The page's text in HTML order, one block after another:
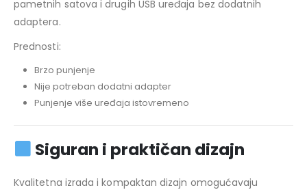
pametnih satova i drugih USB uređaja bez dodatnih
adaptera.
Prednosti:
Brzo punjenje
Nije potreban dodatni adapter
Punjenje više uređaja istovremeno
Siguran i praktičan dizajn
Kvalitetna izrada i kompaktan dizajn omogućavaju